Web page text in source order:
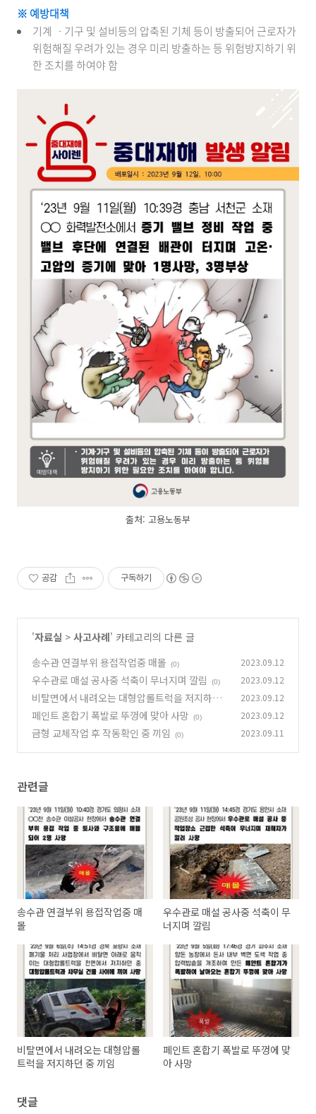
※ 예방대책
기계 ㆍ기구 및 설비등의 압축된 기체 등이 방출되어 근로자가
위험해질 우려가 있는 경우 미리 방출하는 등 위험방지하기 위
한 조치를 하여야 함
출처: 고용노동부
공감 구독하기
'자료실 > 사고사례' 카테고리의 다른 글
송수관 연결부위 용접작업중 매몰
(0) 2023.09.12
우수관로 매설 공사중 석축이 무너지며 깔림 (0) 2023.09.12
비탈면에서 내려오는 대형압롤트럭을 저지하던
중 끼임
(0)
2023.09.12
페인트 혼합기 폭발로 뚜껑에 맞아 사망 (0) 2023.09.12
금형 교체작업 후 작동확인 중 끼임 (0) 2023.09.11
관련글
송수관 연결부위 용접작업중 매
몰
우수관로 매설 공사중 석축이 무
너지며 깔림
비탈면에서 내려오는 대형압롤
트럭을 저지하던 중 끼임
페인트 혼합기 폭발로 뚜껑에 맞
아 사망
댓글